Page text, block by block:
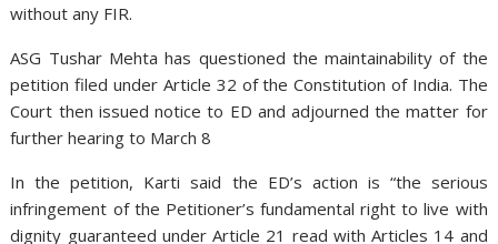
without any FIR.
ASG Tushar Mehta has questioned the maintainability of the
petition filed under Article 32 of the Constitution of India. The
Court then issued notice to ED and adjourned the matter for
further hearing to March 8
In the petition, Karti said the ED’s action is “the serious
infringement of the Petitioner’s fundamental right to live with
dignity guaranteed under Article 21 read with Articles 14 and